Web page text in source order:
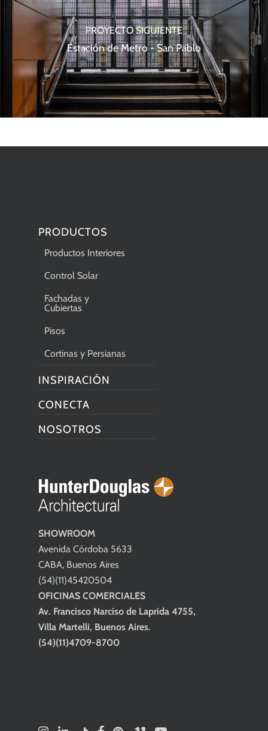
PROYECTO SIGUIENTE
Estación de Metro - San Pablo
SHOWROOM
Avenida Córdoba 5633
CABA, Buenos Aires
(54)(11)45420504
OFICINAS COMERCIALES
Av. Francisco Narciso de Laprida 4755,
Villa Martelli, Buenos Aires.
(54)(11)4709-8700
PRODUCTOS
Productos Interiores
Control Solar
Fachadas y
Cubiertas
Pisos
Cortinas y Persianas
INSPIRACIÓN
CONECTA
NOSOTROS